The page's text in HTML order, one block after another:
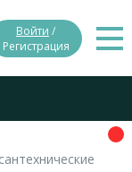
Войти /
Регистрация